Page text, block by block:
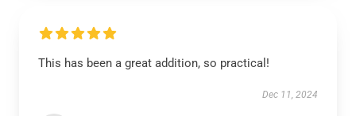
This has been a great addition, so practical!
Dec 11, 2024